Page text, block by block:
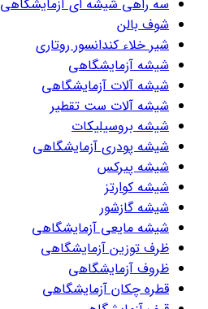
سه راهی شیشه ای آزمایشگاهی
شوف بالن
شیر خلاء کندانسور روتاری
شیشه آزمایشگاهی
شیشه آلات آزمایشگاهی
شیشه آلات ست تقطیر
شیشه بروسیلیکات
شیشه پودری آزمایشگاهی
شیشه پیرکس
شیشه کوارتز
شیشه گازشور
شیشه مایعی آزمایشگاهی
ظرف توزین آزمایشگاهی
ظروف آزمایشگاهی
قطره چکان آزمایشگاهی